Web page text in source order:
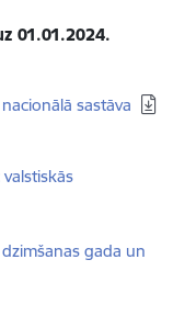
01.01.2024.
sastāva
gada un